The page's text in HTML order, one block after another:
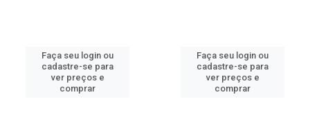
Faça seu login ou
cadastre-se para
ver preços e
comprar
Faça seu login ou
cadastre-se para
ver preços e
comprar